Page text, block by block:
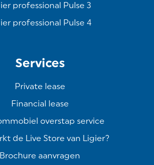
professional Pulse 3
professional Pulse 4
Services
Private lease
Financial lease
overstap service
de Live Store van Ligier?
Brochure aanvragen